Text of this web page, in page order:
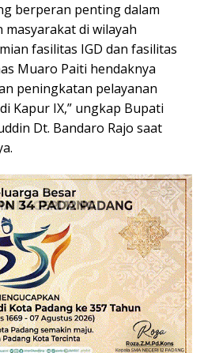
berperan penting dalam
di wilayah
fasilitas IGD dan fasilitas
Muaro Paiti hendaknya
peningkatan pelayanan
Kapur IX,” ungkap Bupati
Dt. Bandaro Rajo saat